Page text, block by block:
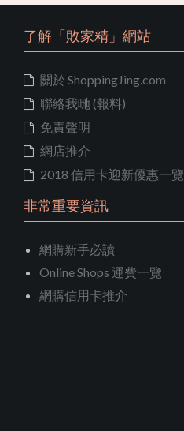
了解「敗家精」網站
關於 ShoppingJing.com
聯絡我哋 (報料)
免責聲明
網店推介
2018 信用卡迎新優惠一覽
非常重要資訊
網購新手必讀
Online Shops 運費一覽
網購信用卡推介